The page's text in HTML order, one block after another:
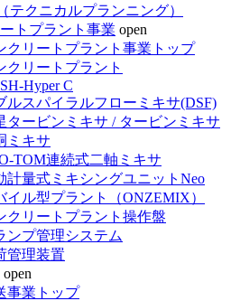
テクニカルプランニング）
トプラント事業 open
クリートプラント事業トップ
クリートプラント
Hyper C
ルスパイラルフローミキサ(DSF)
タービンミキサ / タービンミキサ
ミキサ
TOM連続式二軸ミキサ
計量式ミキシングユニットNeo
イル型プラント（ONZEMIX）
クリートプラント操作盤
ンプ管理システム
管理装置
open
事業トップ